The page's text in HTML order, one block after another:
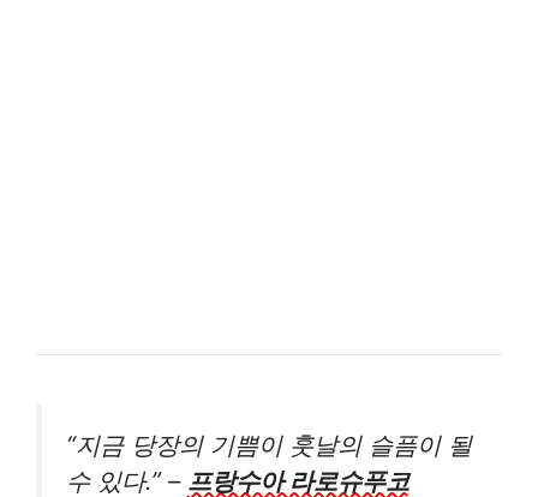
“지금 당장의 기쁨이 훗날의 슬픔이 될
수 있다.” – 프랑수아 라로슈푸코